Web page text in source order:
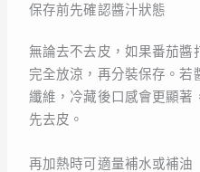
保存前先確認醬汁狀態
無論去不去皮，如果番茄醬
完全放涼，再分裝保存。若
纖維，冷藏後口感會更顯著
先去皮。
再加熱時可適量補水或補油